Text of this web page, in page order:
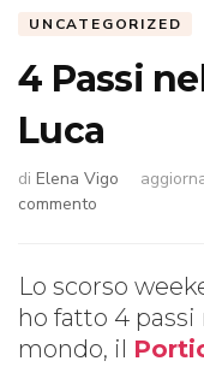
UNCATEGORIZED
4 Passi
Luca
di Elena Vigo
commento
nel
Portico
di
San
Lo scorso
ho fatto 4
mondo, il